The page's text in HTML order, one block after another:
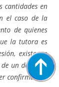
cantidades en
el caso de la
de quienes
la tutora es
existe un
un defensor
confirmado.